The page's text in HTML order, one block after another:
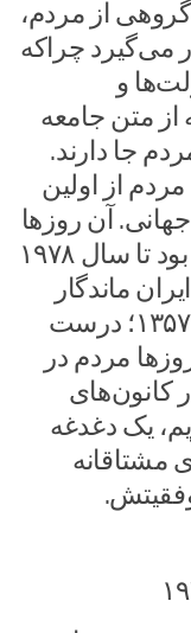
از مردم،
می‌گیرد چراکه
و
متن جامعه
جا دارند.
از اولین
آن روزها
که تیم ملی راهی آرژانتین شده بود تا سال ۱۹۷۸
ماندگار
کند، مصادف بود با تیرماه سال ۱۳۵۷؛ درست
مردم در
کانون‌های
یک دغدغه
مشتاقانه